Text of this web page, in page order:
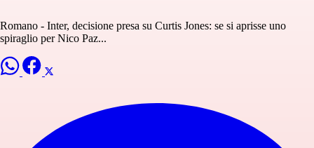
Romano - Inter, decisione presa su Curtis Jones: se si aprisse uno
spiraglio per Nico Paz...